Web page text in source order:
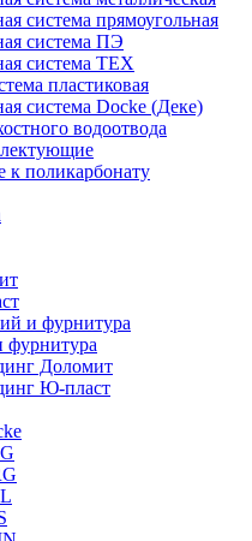
система прямоугольная
система ПЭ
система ТЕХ
пластиковая
система Docke (Деке)
водоотвода
поликарбонату
и фурнитура
фурнитура
Доломит
Ю-пласт